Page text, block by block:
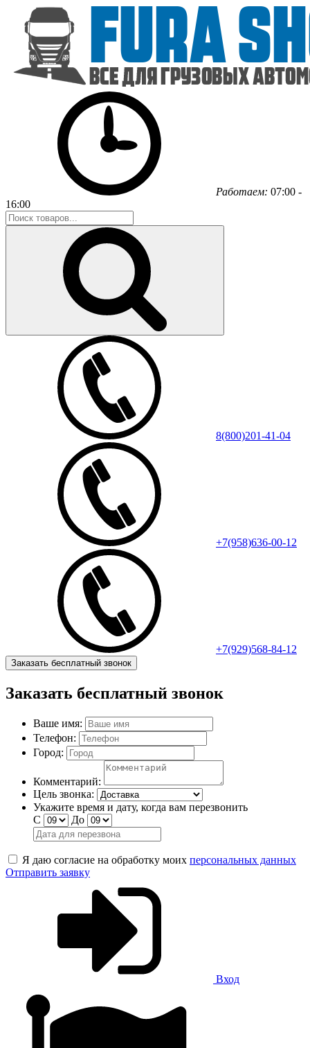
Работаем: 07:00 -
16:00
8(800)201-41-04
+7(958)636-00-12
+7(929)568-84-12
Заказать бесплатный звонок
Заказать бесплатный звонок
Ваше имя:
Телефон:
Город:
Комментарий:
Цель звонка:
Укажите время и дату, когда вам перезвонить
С
До
Я даю согласие на обработку моих персональных данных
Отправить заявку
Вход